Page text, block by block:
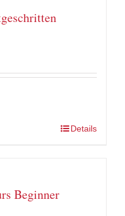
Details
Beginner